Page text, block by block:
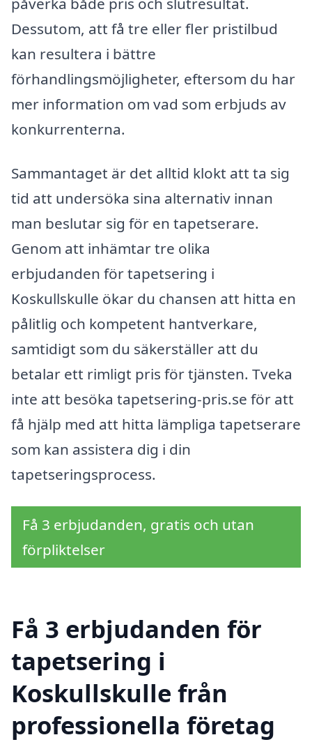
Dessutom, att få tre eller fler pristilbud
kan resultera i bättre
förhandlingsmöjligheter, eftersom du har
mer information om vad som erbjuds av
konkurrenterna.
Sammantaget är det alltid klokt att ta sig
tid att undersöka sina alternativ innan
man beslutar sig för en tapetserare.
Genom att inhämtar tre olika
erbjudanden för tapetsering i
Koskullskulle ökar du chansen att hitta en
pålitlig och kompetent hantverkare,
samtidigt som du säkerställer att du
betalar ett rimligt pris för tjänsten. Tveka
inte att besöka tapetsering-pris.se för att
få hjälp med att hitta lämpliga tapetserare
som kan assistera dig i din
tapetseringsprocess.
Få 3 erbjudanden, gratis och utan
förpliktelser
Få 3 erbjudanden för
tapetsering i
Koskullskulle från
professionella företag